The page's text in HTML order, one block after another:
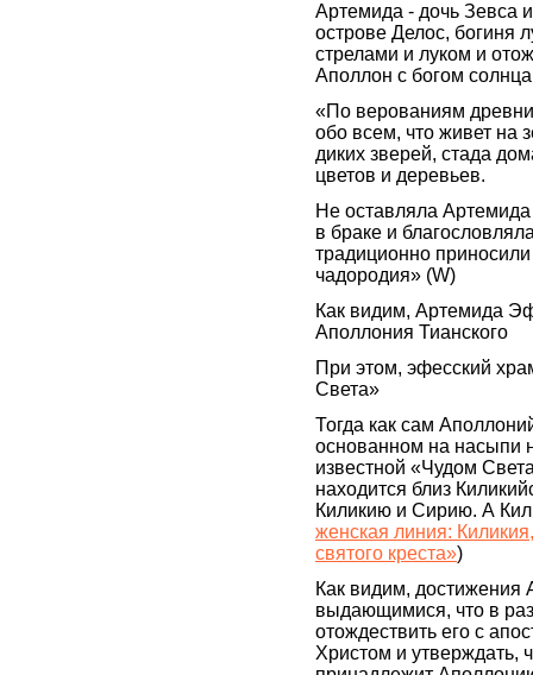
Артемида - дочь Зевса
острове Делос, богиня
стрелами и луком и
Аполлон с богом
«По верованиям
обо всем, что живет на
диких зверей, стада
цветов и деревьев.
Не оставляла
в браке и
традиционно
чадородия» (W)
Как видим, Артемида
Аполлония Тианского
При этом, эфесский
Света»
Тогда как сам
основанном на насыпи
известной «Чудом
находится близ
Киликию и Сирию. А
женская линия:
святого креста»)
Как видим, достижения
выдающимися, что в
отождествить его с
Христом и утверждать,